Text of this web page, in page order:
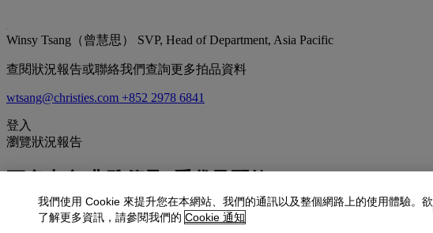
Winsy Tsang（曾慧思） SVP, Head of Department, Asia Pacific
查閱狀況報告或聯絡我們查詢更多拍品資料
wtsang@christies.com +852 2978 6841
登入
瀏覽狀況報告
查看全部
我們使用 Cookie 來提升您在本網站、我們的通訊以及整個網路上的使用體驗。欲
了解更多資訊，請參閱我們的 Cookie 通知